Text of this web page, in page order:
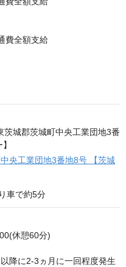
費全額支給
央工業団地3番地8号 【茨城
車で約5分
休憩60分)
2-3ヵ月に一回程度発生